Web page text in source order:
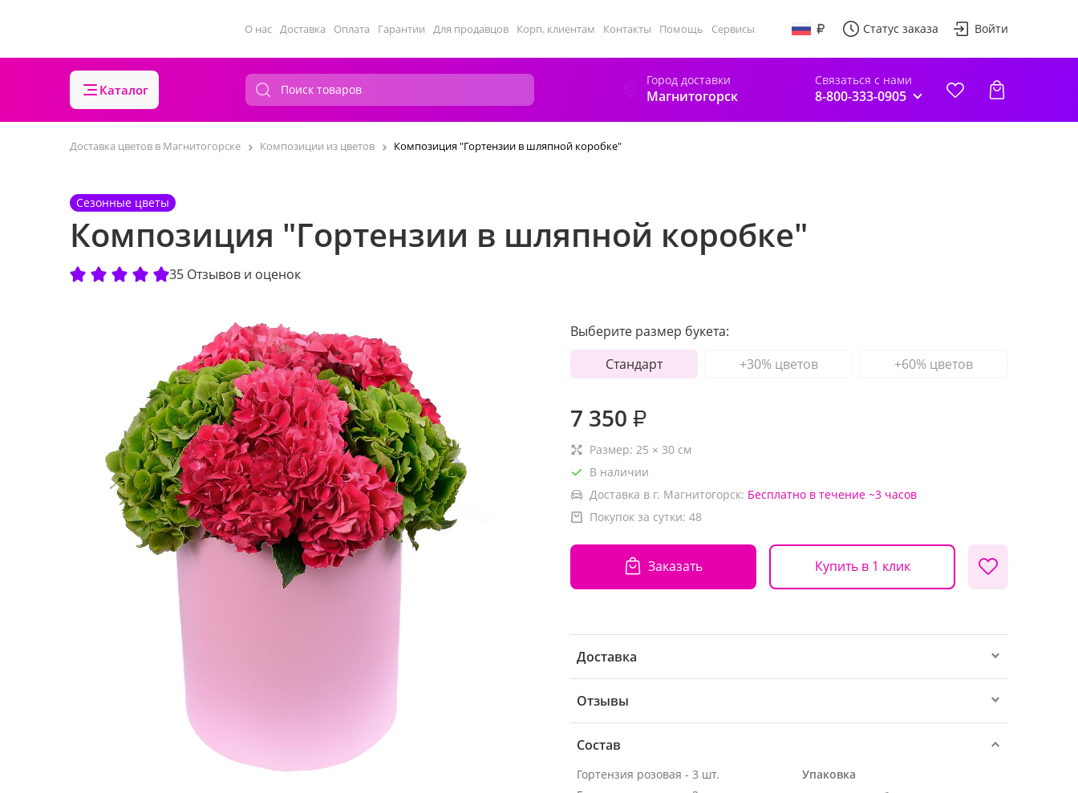
О нас Доставка Оплата Гарантии Для продавцов Корп. клиентам Контакты Помощь Сервисы Статус заказа Войти
Каталог
Город доставки
Магнитогорск
Связаться с нами
8-800-333-0905
Доставка цветов в Магнитогорске Композиции из цветов Композиция "Гортензии в шляпной коробке"
Сезонные цветы
Композиция "Гортензии в шляпной коробке"
35 Отзывов и оценок
Выберите размер букета:
Стандарт
+30% цветов +60% цветов
7 350 ₽
Размер: 25 × 30 см
В наличии
Доставка в г. Магнитогорск: Бесплатно в течение ~3 часов
Покупок за сутки: 48
Заказать Купить в 1 клик
Доставка
Отзывы
Состав
Гортензия розовая - 3 шт.
Упаковка